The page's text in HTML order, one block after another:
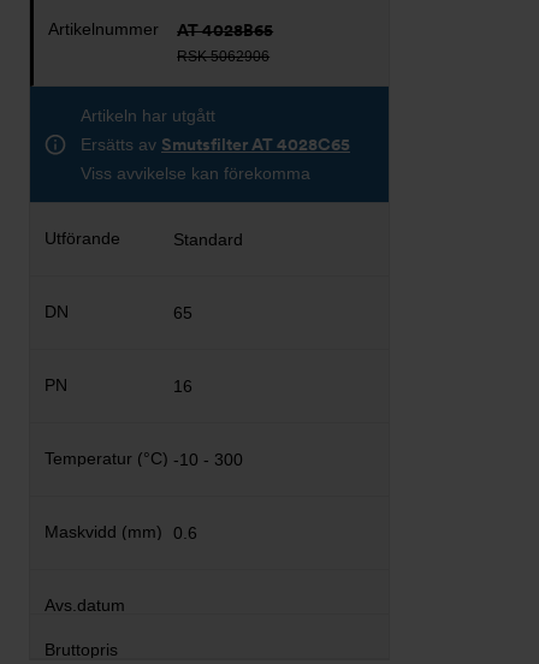
AT 4028B65
RSK 5062906
Artikeln har utgått
Ersätts av Smutsfilter AT 4028C65
Viss avvikelse kan förekomma
Standard
65
16
-10 - 300
0.6